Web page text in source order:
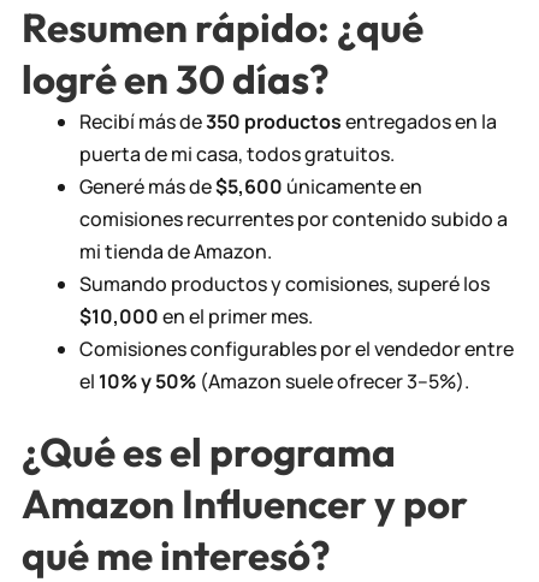
Resumen rápido: ¿qué
logré en 30 días?
Recibí más de350 productosentregados en la
puerta de mi casa, todos gratuitos.
Generé más de$5,600 únicamente en
comisiones recurrentes por contenido subido a
mi tienda de Amazon.
Sumando productos y comisiones, superé los
$10,000en el primer mes.
Comisiones configurables por el vendedor entre
el 10% y 50% (Amazon suele ofrecer 3–5%).
¿Qué es el programa
Amazon Influencer y por
qué me interesó?